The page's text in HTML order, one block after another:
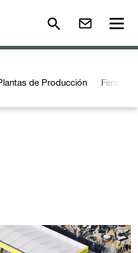
de Producción Ferias